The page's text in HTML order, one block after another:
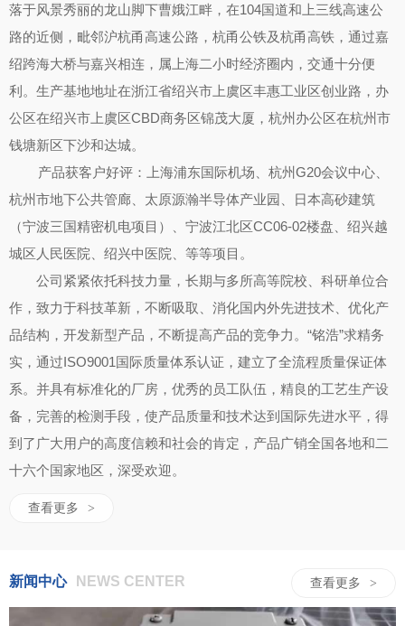
落于风景秀丽的龙山脚下曹娥江畔，在104国道和上三线高速公
路的近侧，毗邻沪杭甬高速公路，杭甬公铁及杭甬高铁，通过嘉
绍跨海大桥与嘉兴相连，属上海二小时经济圈内，交通十分便
利。生产基地地址在浙江省绍兴市上虞区丰惠工业区创业路，办
公区在绍兴市上虞区CBD商务区锦茂大厦，杭州办公区在杭州市
钱塘新区下沙和达城。
产品获客户好评：上海浦东国际机场、杭州G20会议中心、
杭州市地下公共管廊、太原源瀚半导体产业园、日本高砂建筑
（宁波三国精密机电项目）、宁波江北区CC06-02楼盘、绍兴越
城区人民医院、绍兴中医院、等等项目。
公司紧紧依托科技力量，长期与多所高等院校、科研单位合
作，致力于科技革新，不断吸取、消化国内外先进技术、优化产
品结构，开发新型产品，不断提高产品的竞争力。“铭浩”求精务
实，通过ISO9001国际质量体系认证，建立了全流程质量保证体
系。并具有标准化的厂房，优秀的员工队伍，精良的工艺生产设
备，完善的检测手段，使产品质量和技术达到国际先进水平，得
到了广大用户的高度信赖和社会的肯定，产品广销全国各地和二
十六个国家地区，深受欢迎。
查看更多 >
新闻中心 NEWS CENTER 查看更多 >